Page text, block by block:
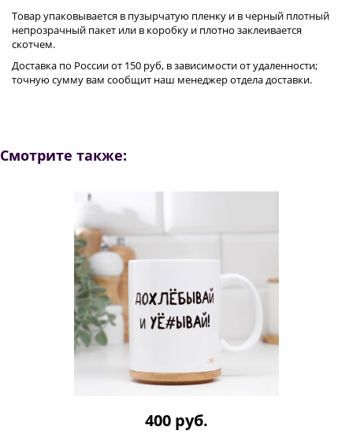
Товар упаковывается в пузырчатую пленку и в черный плотный
непрозрачный пакет или в коробку и плотно заклеивается
скотчем.
Доставка по России от 150 руб, в зависимости от удаленности;
точную сумму вам сообщит наш менеджер отдела доставки.
Смотрите также:
400 руб.